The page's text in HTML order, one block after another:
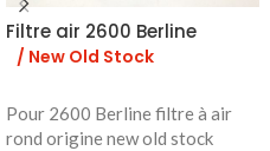
Filtre air 2600 Berline
/ New Old Stock
Pour 2600 Berline filtre à air
rond origine new old stock